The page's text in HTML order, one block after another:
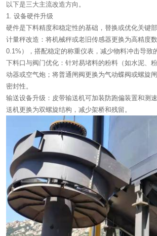
以下是三大主流改造方向。
1. 设备硬件升级
硬件是下料精度和稳定性的基础，替换或优化关键部
计量秤改造：将机械秤或老旧传感器更换为高精度
0.1%），搭配稳定的称重仪表，减少物料冲击导致
下料口与阀门优化：针对易堵料的粉料（如水泥、
动器或空气炮；将普通闸阀更换为气动蝶阀或螺旋
密封性。
输送设备升级：皮带输送机可加装防跑偏装置和测
送机更换为双螺旋结构，减少架桥和残留。